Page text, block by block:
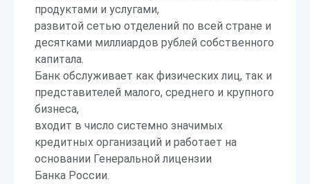
продуктами и услугами,
развитой сетью отделений по всей стране и
десятками миллиардов рублей собственного
капитала.
Банк обслуживает как физических лиц, так и
представителей малого, среднего и крупного
бизнеса,
входит в число системно значимых
кредитных организаций и работает на
основании Генеральной лицензии
Банка России.